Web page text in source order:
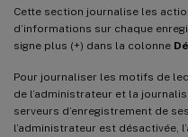
Cette section journalise les
d’informations sur chaque
signe plus (+) dans la colonne
Pour journaliser les motifs de
de l’administrateur et la
serveurs d’enregistrement de
l’administrateur est désactivée,